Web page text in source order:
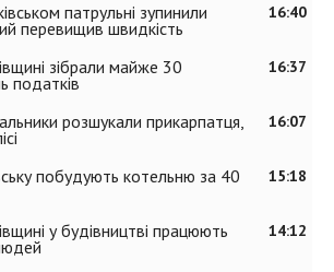
16:40
патрульні зупинили
перевищив швидкість
16:37
зібрали майже 30
податків
16:07
розшукали прикарпатця,
15:18
побудують котельню за 40
14:12
у будівництві працюють